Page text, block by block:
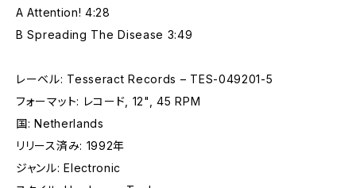
A Attention! 4:28
B Spreading The Disease 3:49
レーベル: Tesseract Records – TES-049201-5
フォーマット: レコード, 12", 45 RPM
国: Netherlands
リリース済み: 1992年
ジャンル: Electronic